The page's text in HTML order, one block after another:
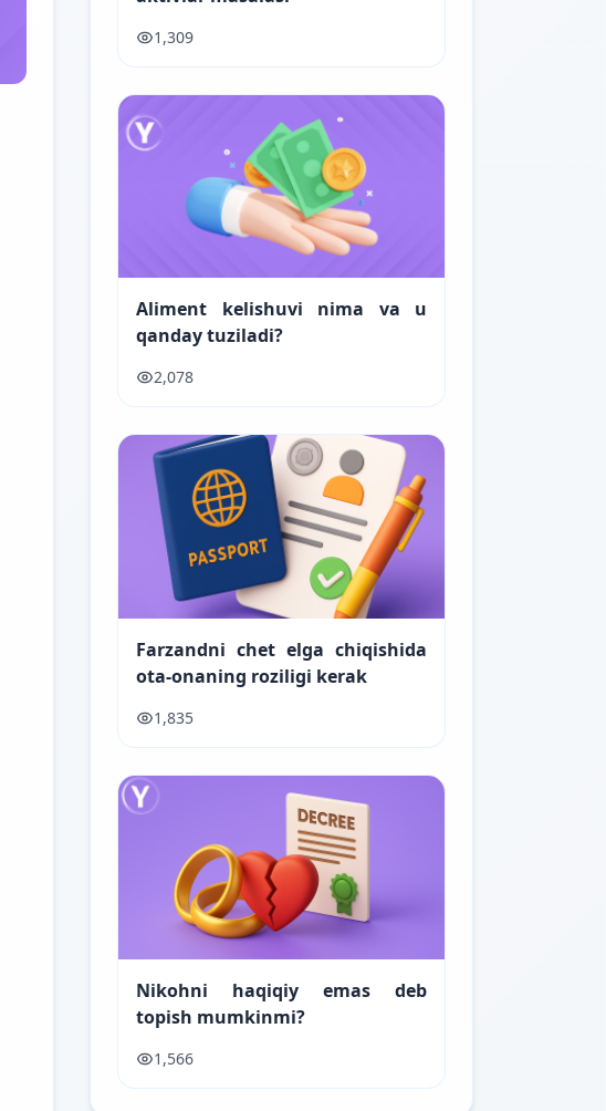
1,309
Aliment kelishuvi nima va u
qanday tuziladi?
2,078
Farzandni chet elga chiqishida
ota-onaning roziligi kerak
1,835
Nikohni haqiqiy emas deb
topish mumkinmi?
1,566